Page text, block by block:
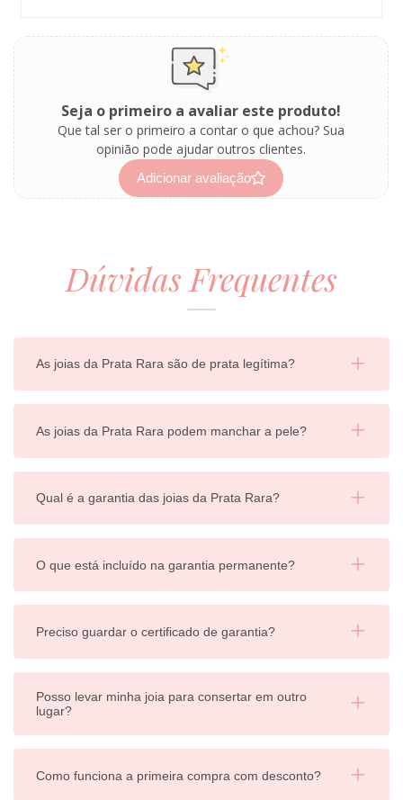
Seja o primeiro a avaliar este produto!
Que tal ser o primeiro a contar o que achou? Sua
opinião pode ajudar outros clientes.
Adicionar avaliação
Dúvidas Frequentes
As joias da Prata Rara são de prata legítima?
As joias da Prata Rara podem manchar a pele?
Qual é a garantia das joias da Prata Rara?
O que está incluído na garantia permanente?
Preciso guardar o certificado de garantia?
Posso levar minha joia para consertar em outro
lugar?
Como funciona a primeira compra com desconto?